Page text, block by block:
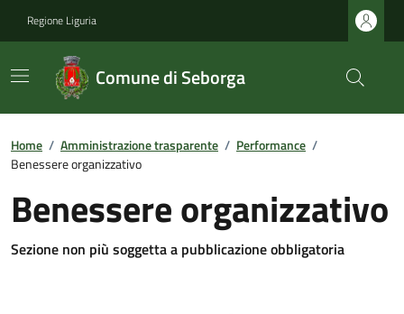
Regione Liguria
Comune di Seborga
Home / Amministrazione trasparente / Performance /
Benessere organizzativo
Benessere organizzativo
Sezione non più soggetta a pubblicazione obbligatoria